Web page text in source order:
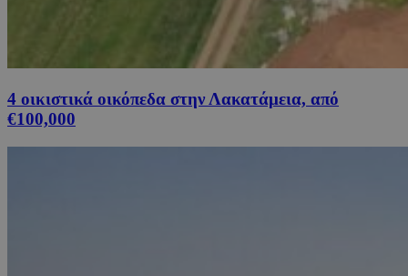
4 οικιστικά οικόπεδα στην Λακατάμεια, από
€100,000